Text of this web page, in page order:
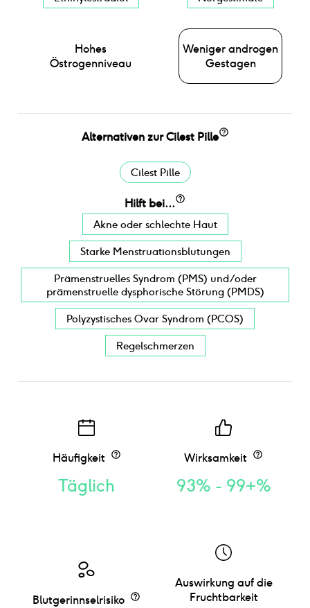
Hohes
Östrogenniveau
Weniger androgen
Gestagen
Alternativenzur Cilest Pille
Cilest Pille
Hilft bei...
Akne oder schlechte Haut
Starke Menstruationsblutungen
Prämenstruelles Syndrom (PMS) und/oder
prämenstruelle dysphorische Störung (PMDS)
Polyzystisches Ovar Syndrom (PCOS)
Regelschmerzen
Häufigkeit
Täglich
Wirksamkeit
93% - 99+%
Blutgerinnselrisiko
Auswirkung auf die
Fruchtbarkeit